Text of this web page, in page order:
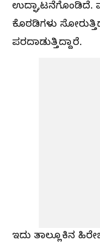
ಉದ್ಘಾಟನೆಗೊಂಡಿದೆ.
ಕೊಠಡಿಗಳು
ಪರದಾಡುತ್ತಿದ್ದಾರೆ.
ಇದು ತಾಲ್ಲೂಕಿನ